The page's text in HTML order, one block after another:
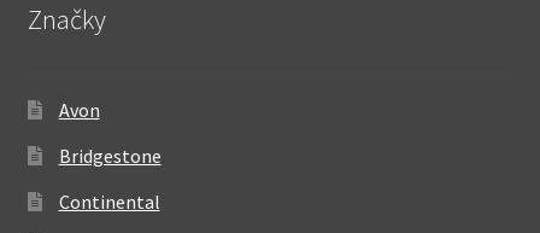
Značky
Avon
Bridgestone
Continental